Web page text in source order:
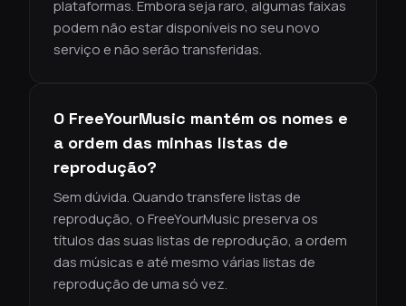
plataformas. Embora seja raro, algumas faixas
podem não estar disponíveis no seu novo
serviço e não serão transferidas.
O FreeYourMusic mantém os nomes e
a ordem das minhas listas de
reprodução?
Sem dúvida. Quando transfere listas de
reprodução, o FreeYourMusic preserva os
títulos das suas listas de reprodução, a ordem
das músicas e até mesmo várias listas de
reprodução de uma só vez.